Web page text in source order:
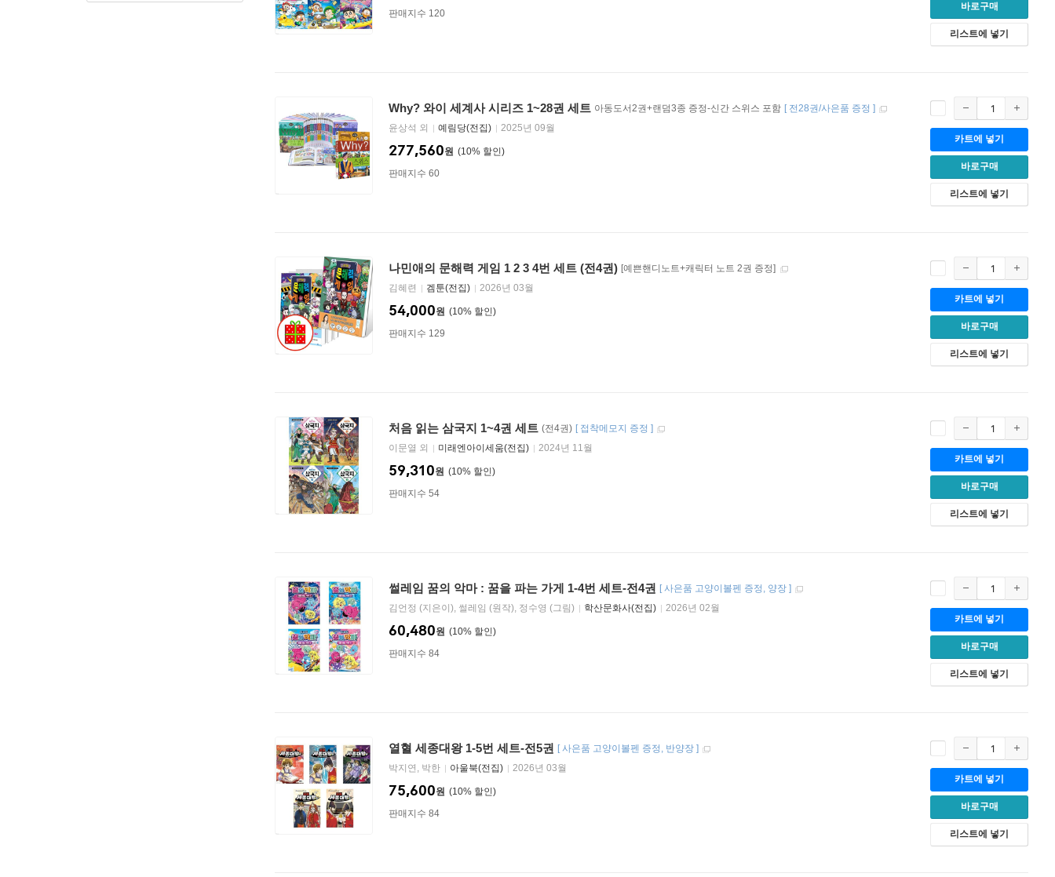
판매지수 120
바로구매
리스트에 넣기
Why? 와이 세계사 시리즈 1~28권 세트 아동도서2권+랜덤3종 증정-신간 스위스 포함 [ 전28권/사은품 증정 ]
윤상석 외
예림당(전집) 2025년 09월
10%
277,560원
판매지수 60
카트에 넣기
바로구매
리스트에 넣기
나민애의 문해력 게임 1 2 3 4번 세트 (전4권) [예쁜핸디노트+캐릭터 노트 2권 증정]
김혜련
겜툰(전집) 2026년 03월
10%
54,000원
판매지수 129
카트에 넣기
바로구매
리스트에 넣기
처음 읽는 삼국지 1~4권 세트 (전4권) [ 접착메모지 증정 ]
이문열 외
미래엔아이세움(전집) 2024년 11월
10%
59,310원
판매지수 54
카트에 넣기
바로구매
리스트에 넣기
썰레임 꿈의 악마 : 꿈을 파는 가게 1-4번 세트-전4권 [ 사은품 고양이볼펜 증정 양장 ]
김언정 (지은이), 썰레임 (원작), 정수영 (그림)
학산문화사(전집) 2026년 02월
10%
60,480원
판매지수 84
카트에 넣기
바로구매
리스트에 넣기
열혈 세종대왕 1-5번 세트-전5권 [ 사은품 고양이볼펜 증정 반양장 ]
박지연, 박한
아울북(전집) 2026년 03월
10%
75,600원
판매지수 84
카트에 넣기
바로구매
리스트에 넣기